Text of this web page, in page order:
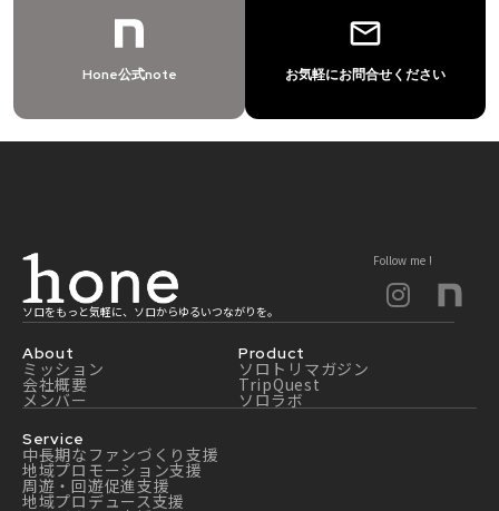
Hone公式note
mail_outline
お気軽にお問合せください
ソロをもっと気軽に、ソロからゆるいつながりを。
Follow me !
About
ミッション
会社概要
メンバー
Product
ソロトリマガジン
TripQuest
ソロラボ
Service
中長期なファンづくり支援
地域プロモーション支援
周遊・回遊促進支援
地域プロデュース支援